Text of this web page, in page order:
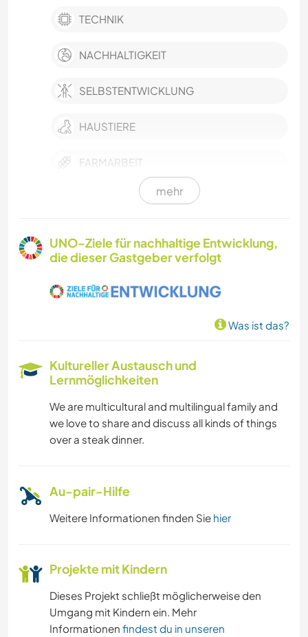
TECHNIK
NACHHALTIGKEIT
SELBSTENTWICKLUNG
HAUSTIERE
FARMARBEIT
ZEICHNEN & MALEN
HEIMWERKEN & DIY
KOCHEN & BACKEN
TISCHLERARBEITEN
BÜCHER
OUTDOOR-AKTIVITÄTEN
NATUR
mehr
UNO-Ziele für nachhaltige Entwicklung,
die dieser Gastgeber verfolgt
Was ist das?
Kultureller Austausch und
Lernmöglichkeiten
We are multicultural and multilingual family and
we love to share and discuss all kinds of things
over a steak dinner.
Au-pair-Hilfe
Weitere Informationen finden Sie hier
Projekte mit Kindern
Dieses Projekt schließt möglicherweise den
Umgang mit Kindern ein. Mehr
Informationen findest du in unseren